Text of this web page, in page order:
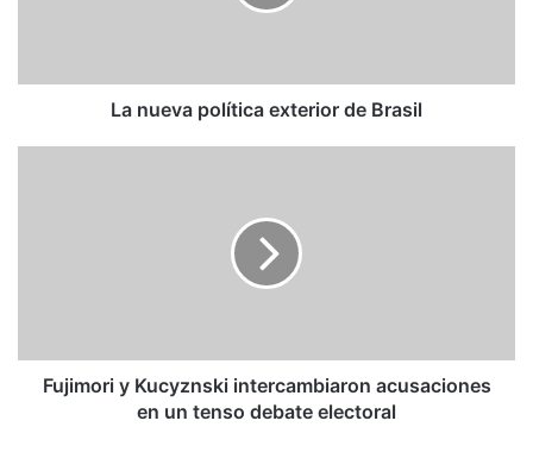
La nueva política exterior de Brasil
debate
electoral
Fujimori y Kucyznski intercambiaron acusaciones
en un tenso debate electoral